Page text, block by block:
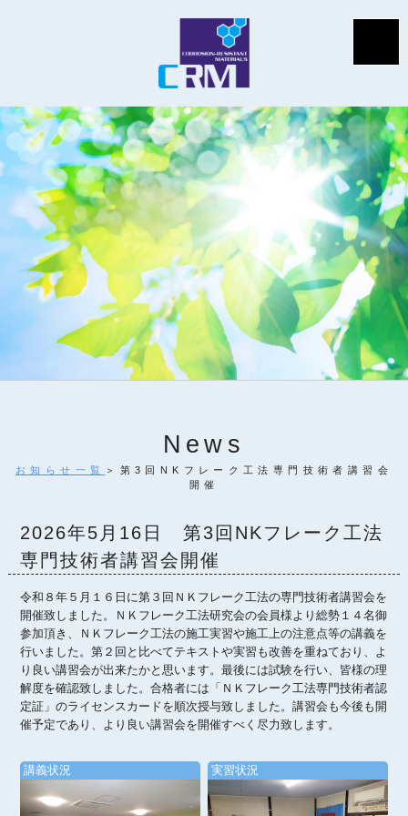
News
お知らせ一覧 ＞第3回NKフレーク工法専門技術者講習会
開催
2026年5月16日 第3回NKフレーク工法
専門技術者講習会開催
令和８年５月１６日に第３回ＮＫフレーク工法の専門技術者講習会を
開催致しました。ＮＫフレーク工法研究会の会員様より総勢１４名御
参加頂き、ＮＫフレーク工法の施工実習や施工上の注意点等の講義を
行いました。第２回と比べてテキストや実習も改善を重ねており、よ
り良い講習会が出来たかと思います。最後には試験を行い、皆様の理
解度を確認致しました。合格者には「ＮＫフレーク工法専門技術者認
定証」のライセンスカードを順次授与致しました。講習会も今後も開
催予定であり、より良い講習会を開催すべく尽力致します。
講義状況 実習状況